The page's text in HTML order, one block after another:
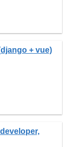
+ vue)